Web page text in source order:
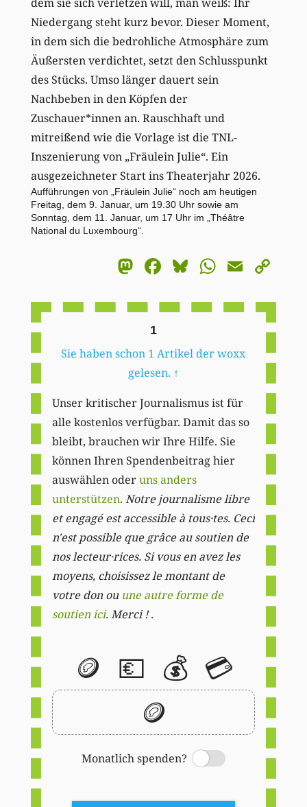
Niedergang steht kurz bevor. Dieser Moment,
in dem sich die bedrohliche Atmosphäre zum
Äußersten verdichtet, setzt den Schlusspunkt
des Stücks. Umso länger dauert sein
Nachbeben in den Köpfen der
Zuschauer*innen an. Rauschhaft und
mitreißend wie die Vorlage ist die TNL-
Inszenierung von „Fräulein Julie“. Ein
ausgezeichneter Start ins Theaterjahr 2026.
Aufführungen von „Fräulein Julie“ noch am heutigen
Freitag, dem 9. Januar, um 19.30 Uhr sowie am
Sonntag, dem 11. Januar, um 17 Uhr im „Théâtre
National du Luxembourg“.
Mastodon
Facebook
BlueskyEmail
1
Sie haben schon 1 Artikel der woxx
gelesen. ↑
Unser kritischer Journalismus ist für
alle kostenlos verfügbar. Damit das so
bleibt, brauchen wir Ihre Hilfe. Sie
können Ihren Spendenbeitrag hier
auswählen oderuns anders
unterstützen. Notre journalisme libre
et engagé est accessible à tous·tes. Ceci
n'est possible que grâce au soutien de
nos lecteur·rices. Si vous en avez les
moyens, choisissez le montant de
votre don ou une autre forme de
soutien ici. Merci ! .
🪙 💶 💰 💳
🪙
Monatlich spenden?
Switch